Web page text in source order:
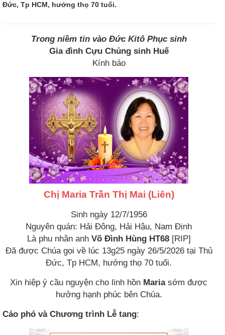
Đức, Tp HCM, hưởng thọ 70 tuổi.
Trong niềm tin vào Đức Kitô Phục sinh
Gia đình Cựu Chủng sinh Huế
Kính báo
Chị Maria Trần Thị Mai (Liên)
Sinh ngày 12/7/1956
Nguyên quán: Hải Đông, Hải Hậu, Nam Định
Là phu nhân anh Võ Đình Hùng HT68[RIP]
Đã được Chúa gọi về lúc 13g25 ngày 26/5/2026 tại Thủ
Đức, Tp HCM, hưởng thọ 70 tuổi.
Xin hiệp ý cầu nguyện cho linh hồn Mariasớm được
hưởng hạnh phúc bên Chúa.
Cáo phó và Chương trình Lễ tang: